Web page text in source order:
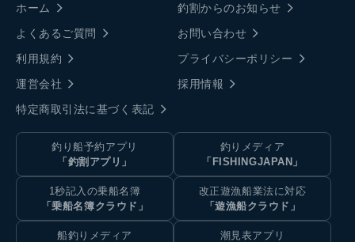
ホーム
釣割からのお知らせ
よくあるご質問
お問い合わせ
利用規約
プライバシーポリシー
運営会社
採用情報
特定商取引法に基づく表記
釣り船予約アプリ
「釣割アプリ」
釣りメディア
「FISHINGJAPAN」
1秒記入の乗船名簿
「乗船名簿クラウド」
改正遊漁船業法に対応
「遊漁船クラウド」
船釣りメディア
潮見表アプリ